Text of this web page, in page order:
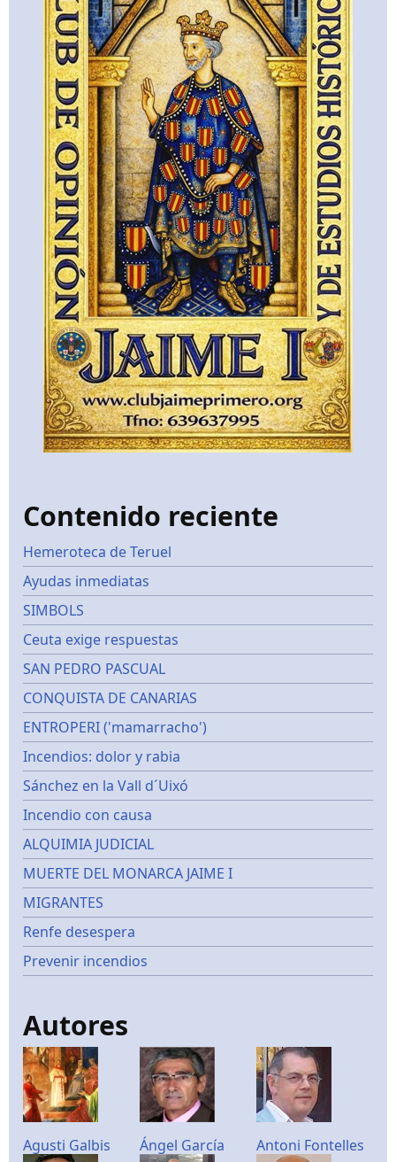
Contenido reciente
Hemeroteca de Teruel
Ayudas inmediatas
SIMBOLS
Ceuta exige respuestas
SAN PEDRO PASCUAL
CONQUISTA DE CANARIAS
ENTROPERI ('mamarracho')
Incendios: dolor y rabia
Sánchez en la Vall d´Uixó
Incendio con causa
ALQUIMIA JUDICIAL
MUERTE DEL MONARCA JAIME I
MIGRANTES
Renfe desespera
Prevenir incendios
Autores
Agusti Galbis Ángel García Antoni Fontelles